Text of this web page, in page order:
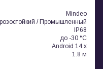
Mindeo
/ Промышленный
IP68
до -30 °C
Android 14.x
1.8 м